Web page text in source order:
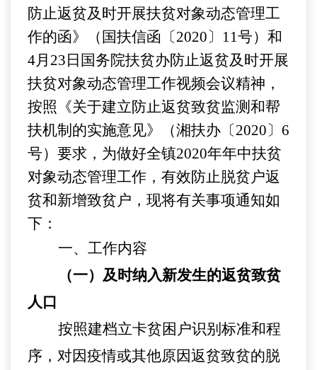
防止返贫及时开展扶贫对象动态管理工
作的函》
（国扶信函〔2020〕11号）和
4月23日国务院扶贫办防止返贫及时开展
扶贫对象动态管理工作视频会议精神 ，
按照 《关于建立防止返贫致贫监测和帮
扶机制的实施意见》
（湘扶办〔2020〕6
号） 要求， 为做好全镇2020年年中扶贫
对象动态管理工作，有效防止脱贫户返
贫和新增致贫户， 现将有关事项通知如
下 ：
一、工作内容
（一） 及时纳入新发生的返贫致贫
人口
按照建档立卡贫困户识别标准和程
序，对因疫情或其他原因返贫致贫的脱